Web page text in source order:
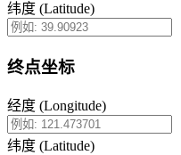
纬度 (Latitude)
终点坐标
经度 (Longitude)
纬度 (Latitude)